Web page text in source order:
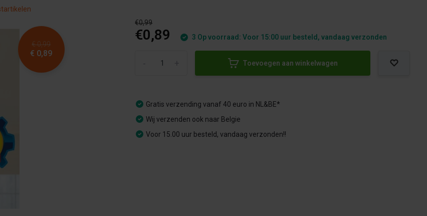
€ 0,99
€ 0,89
€0,99
€0,89 3 Op voorraad: Voor 15:00 uur besteld, vandaag verzonden
Toevoegen aan winkelwagen
Gratis verzending vanaf 40 euro in NL&BE*
Wij verzenden ook naar Belgie
Voor 15.00 uur besteld, vandaag verzonden!!